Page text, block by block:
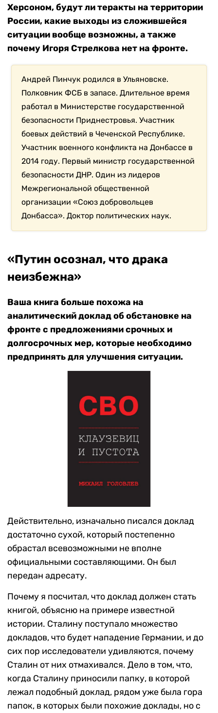
Херсоном, будут ли теракты на территории
России, какие выходы из сложившейся
ситуации вообще возможны, а также
почему Игоря Стрелкова нет на фронте.
Андрей Пинчук родился в Ульяновске.
Полковник ФСБ в запасе. Длительное время
работал в Министерстве государственной
безопасности Приднестровья. Участник
боевых действий в Чеченской Республике.
Участник военного конфликта на Донбассе в
2014 году. Первый министр государственной
безопасности ДНР. Один из лидеров
Межрегиональной общественной
организации «Союз добровольцев
Донбасса». Доктор политических наук.
«Путин осознал, что драка
неизбежна»
Ваша книга больше похожа на
аналитический доклад об обстановке на
фронте с предложениями срочных и
долгосрочных мер, которые необходимо
предпринять для улучшения ситуации.
Действительно, изначально писался доклад
достаточно сухой, который постепенно
обрастал всевозможными не вполне
официальными составляющими. Он был
передан адресату.
Почему я посчитал, что доклад должен стать
книгой, объясню на примере известной
истории. Сталину поступало множество
докладов, что будет нападение Германии, и до
сих пор исследователи удивляются, почему
Сталин от них отмахивался. Дело в том, что,
когда Сталину приносили папку, в которой
лежал подобный доклад, рядом уже была гора
папок, в которых были похожие доклады, но с